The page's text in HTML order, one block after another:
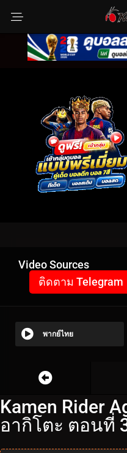
Video Sources
ติดตาม Telegram
พากย์ไทย
Kamen Rider
อากิโตะ ตอนที่